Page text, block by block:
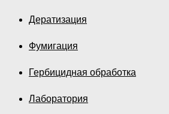
Дератизация
Фумигация
Гербицидная обработка
Лаборатория